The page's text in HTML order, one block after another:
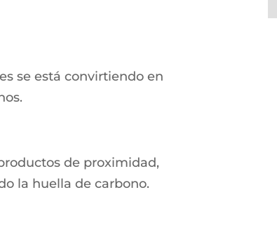
se está convirtiendo en
de proximidad,
la huella de carbono.